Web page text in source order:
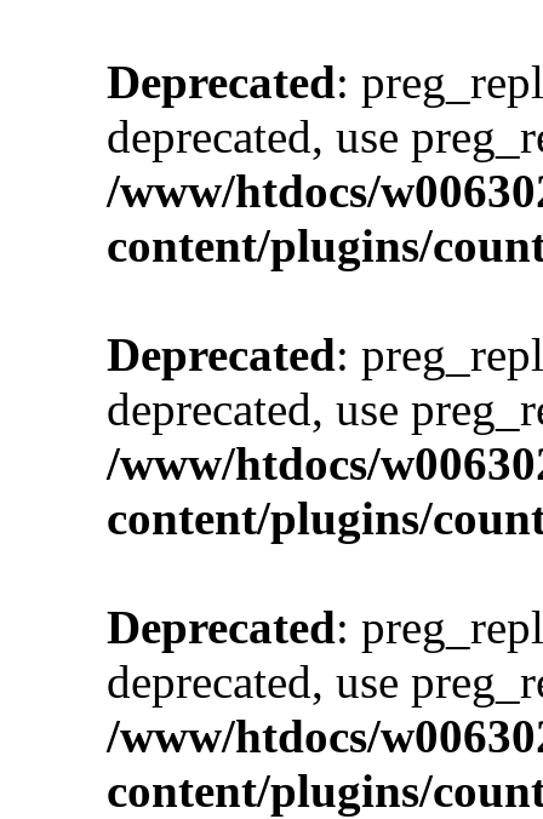
Deprecated:
deprecated, use
/www/htdocs/
content/plugins/
Deprecated:
deprecated, use
/www/htdocs/
content/plugins/
Deprecated:
deprecated, use
/www/htdocs/
content/plugins/